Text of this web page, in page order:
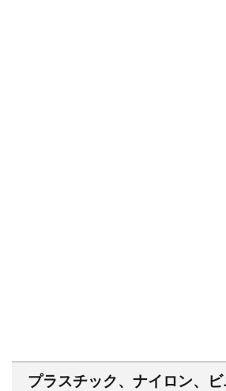
プラスチック、ナイロン、